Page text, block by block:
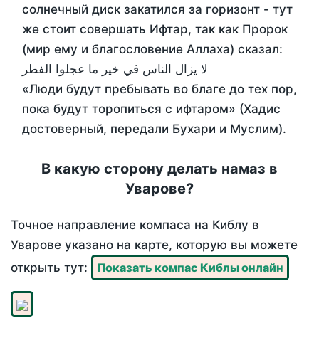
солнечный диск закатился за горизонт - тут
же стоит совершать Ифтар, так как Пророк
(мир ему и благословение Аллаха) сказал:
لا يزال الناس في خير ما عجلوا الفطر
«Люди будут пребывать во благе до тех пор,
пока будут торопиться с ифтаром» (Хадис
достоверный, передали Бухари и Муслим).
В какую сторону делать намаз в
Уварове?
Точное направление компаса на Киблу в
Уварове указано на карте, которую вы можете
открыть тут:
Показать компас Киблы онлайн